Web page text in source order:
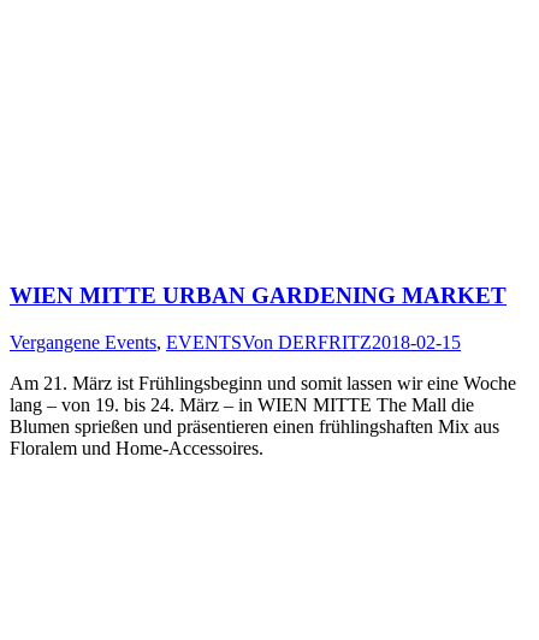
WIEN MITTE URBAN GARDENING MARKET
Vergangene Events, EVENTSVon DERFRITZ2018-02-15
Am 21. März ist Frühlingsbeginn und somit lassen wir eine Woche
lang – von 19. bis 24. März – in WIEN MITTE The Mall die
Blumen sprießen und präsentieren einen frühlingshaften Mix aus
Floralem und Home-Accessoires.